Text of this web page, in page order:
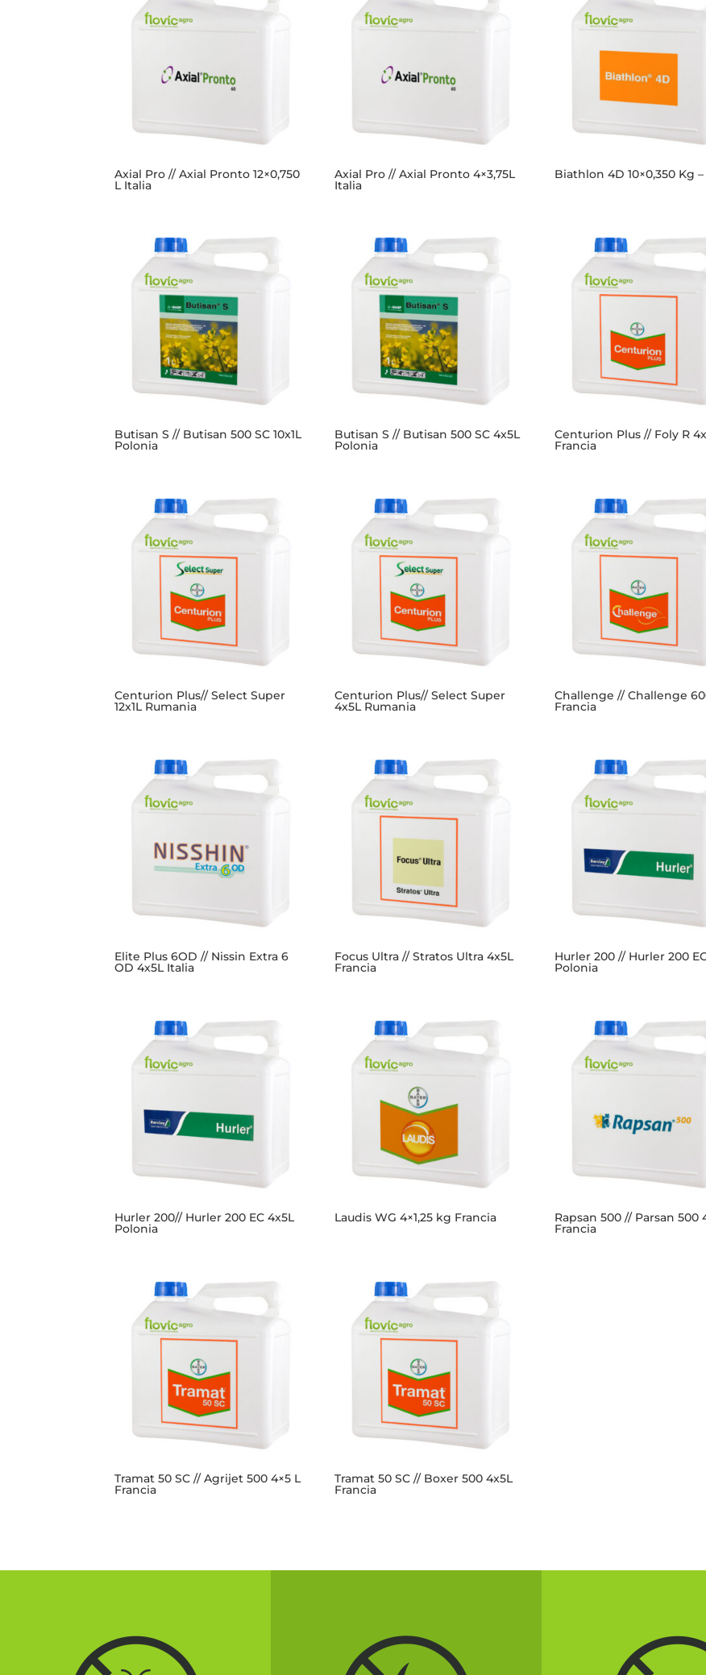
Axial Pro // Axial Pronto 12×0,750
L Italia
Axial Pro // Axial Pronto 4×3,75L
Italia
Biathlon 4D 10×0,350 Kg
Butisan S // Butisan 500 SC 10x1L
Polonia
Butisan S // Butisan 500 SC 4x5L
Polonia
Centurion Plus // Foly R
Francia
Centurion Plus// Select Super
12x1L Rumania
Centurion Plus// Select Super
4x5L Rumania
Challenge // Challenge
Francia
Elite Plus 6OD // Nissin Extra 6
OD 4x5L Italia
Focus Ultra // Stratos Ultra 4x5L
Francia
Hurler 200 // Hurler 200 EC
Polonia
Hurler 200// Hurler 200 EC 4x5L
Polonia
Laudis WG 4×1,25 kg Francia Rapsan 500 // Parsan 500
Francia
Tramat 50 SC // Agrijet 500 4×5 L
Francia
Tramat 50 SC // Boxer 500 4x5L
Francia